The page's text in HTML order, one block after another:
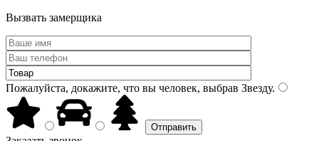
Вызвать замерщика
Пожалуйста, докажите, что вы человек, выбрав Звезду.